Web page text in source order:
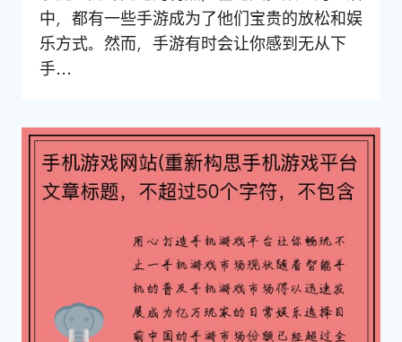
中，都有一些手游成为了他们宝贵的放松和娱
乐方式。然而，手游有时会让你感到无从下
手...